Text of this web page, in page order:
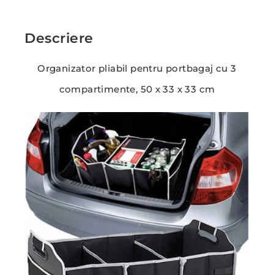
Descriere
Organizator pliabil pentru portbagaj cu 3
compartimente, 50 x 33 x 33 cm